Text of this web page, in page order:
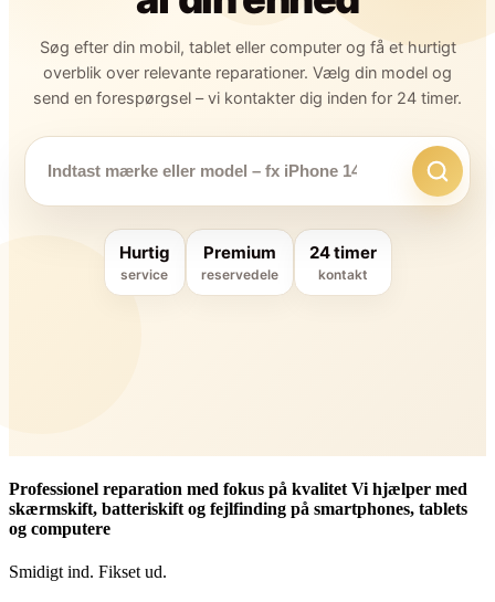
Søg efter din mobil, tablet eller computer og få et hurtigt
overblik over relevante reparationer. Vælg din model og
send en forespørgsel – vi kontakter dig inden for 24 timer.
Hurtig
service
Premium
reservedele
24 timer
kontakt
Professionel reparation med fokus på kvalitet Vi hjælper med
skærmskift, batteriskift og fejlfinding på smartphones, tablets
og computere
Smidigt ind. Fikset ud.